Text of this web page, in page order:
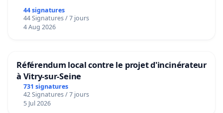
44 signatures
44 Signatures / 7 jours
4 Aug 2026
Référendum local contre le projet d'incinérateur
à Vitry-sur-Seine
731 signatures
42 Signatures / 7 jours
5 Jul 2026